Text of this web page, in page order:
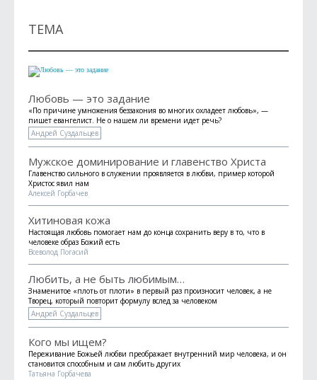
ТЕМА
Любовь — это задание
«По причине умножения без­закония во многих охладеет лю­бовь», —
пишет евангелист. Не о нашем ли времени идет речь?
Андрей Суздальцев
Мужское доминирование и главенство Христа
Главенство сильного в служении проявляется в любви, пример которой
Христос явил нам
Алексей Горбачев
Хитиновая кожа
Настоящая любовь помогает нам до конца сохранить веру в то, что в
человеке образ Божий есть
Всеволод Погасий
Любить, а не быть любимым…
Знаменитое «плоть от плоти» в первый раз произносит человек, а не
Творец, который повторит формулу вслед за человеком
Андрей Суздальцев
Кого мы ищем?
Переживание Божьей любви преображает внутренний мир человека, и он
становится способным и сам любить других
Татьяна Горбачева